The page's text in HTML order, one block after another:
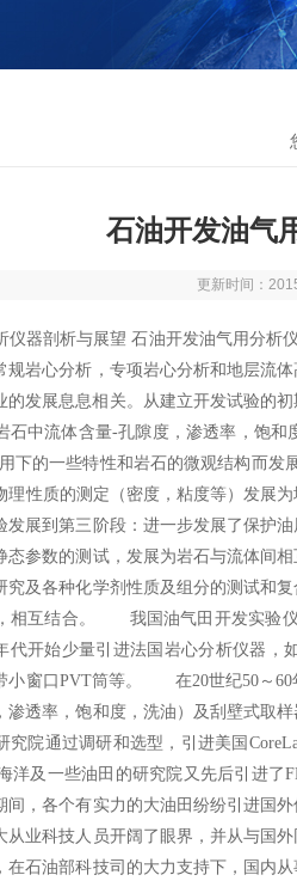
石油开发油气
更新时间：
仪器剖析与展望 石油开发油气用分
规岩心分析，专项岩心分析和地层流
的发展息息相关。从建立开发试验的
石中流体含量-孔隙度，渗透率，饱
下的一些特性和岩石的微观结构而
理性质的测定（密度，粘度等）发展
发展到第三阶段：进一步发展了保护
态参数的测试，发展为岩石与流体间
究及各种化学剂性质及组分的测试和
相互结合。 我国油气田开发实验仪
代开始少量引进法国岩心分析仪器，
小窗口PVT筒等。 在20世纪50～60
渗透率，饱和度，洗油）及刮壁式取
究院通过调研和选型，引进美国
洋及一些油田的研究院又先后引进了
间，各个有实力的大油田纷纷引进国
从业科技人员开阔了眼界，并从与国
油部科技司的大力支持下，国内从